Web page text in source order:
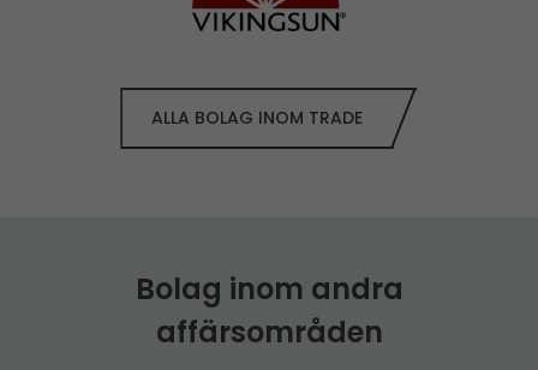
ALLA BOLAG INOM TRADE
Bolag inom andra
affärsområden